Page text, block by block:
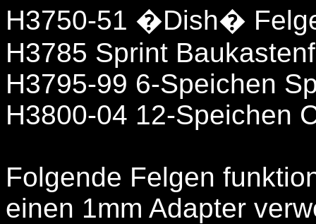
H3750-51 �Dish�
H3785 Sprint
H3795-99 6-Speichen
H3800-04 12-Speichen
Folgende Felgen
einen 1mm Adapter